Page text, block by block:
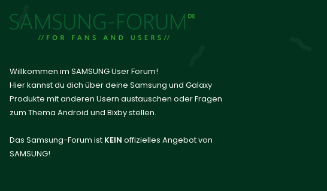
Willkommen im SAMSUNG User Forum!
Hier kannst du dich über deine Samsung und Galaxy
Produkte mit anderen Usern austauschen oder Fragen
zum Thema Android und Bixby stellen.
Das Samsung-Forum ist KEIN offizielles Angebot von
SAMSUNG!